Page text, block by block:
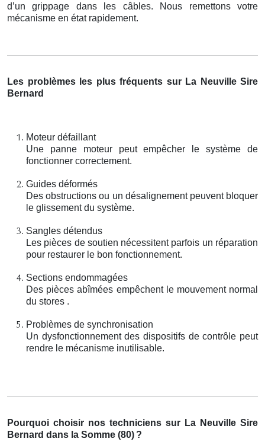
d’un grippage dans les câbles. Nous remettons votre
mécanisme en état rapidement.
Les problèmes les plus fréquents sur La Neuville Sire
Bernard
Moteur défaillant
Une panne moteur peut empêcher le système de
fonctionner correctement.
Guides déformés
Des obstructions ou un désalignement peuvent bloquer
le glissement du système.
Sangles détendus
Les pièces de soutien nécessitent parfois un réparation
pour restaurer le bon fonctionnement.
Sections endommagées
Des pièces abîmées empêchent le mouvement normal
du stores .
Problèmes de synchronisation
Un dysfonctionnement des dispositifs de contrôle peut
rendre le mécanisme inutilisable.
Pourquoi choisir nos techniciens sur La Neuville Sire
Bernard dans la Somme (80) ?